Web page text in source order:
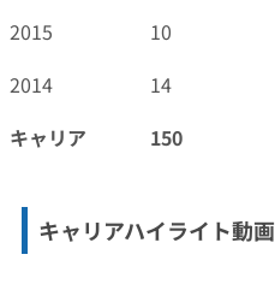
2015
10
2014
14
キャリア
150
キャリアハイライト動画